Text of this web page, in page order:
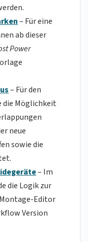
– Für eine
ab dieser
Power
– Für den
die Möglichkeit
neue
sowie die
– Im
die Logik zur
Editor
Version